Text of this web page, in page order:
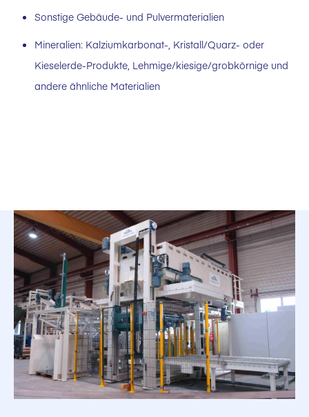
Sonstige Gebäude- und Pulvermaterialien
Mineralien: Kalziumkarbonat-, Kristall/Quarz- oder
Kieselerde-Produkte, Lehmige/kiesige/grobkörnige und
andere ähnliche Materialien